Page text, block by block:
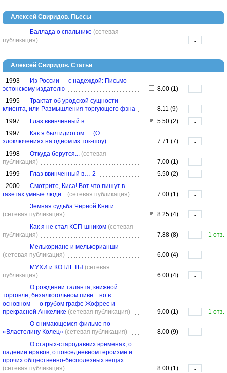
Алексей Свиридов. Пьесы
Баллада о спальнике (сетевая
публикация)
-
Алексей Свиридов. Статьи
1993
Из России — с надеждой: Письмо
эстонскому издателю
8.00 (1)
-
1995
Трактат об уродской сущности
клиента, или Размышления торгующего фэна
8.11 (9)
-
1997
Глаз ввинченный в… 5.50 (2)
-
1997
Как я был идиотом…: (О
злоключениях на одном из ток-шоу)
7.71 (7)
-
1998
Откуда берутся... (сетевая
публикация)
7.00 (1)
-
1999
Глаз ввинченный в…-2 5.50 (2)
-
2000
Смотрите, Киса! Вот что пишут в
газетах умные люди... (сетевая публикация) 7.00 (1)
-
Земная судьба Чёрной Книги
(сетевая публикация)
8.25 (4)
-
Как я не стал КСП-шником (сетевая
публикация)
7.88 (8) -
1 отз.
Мелькориане и мелькорианши
(сетевая публикация)
6.00 (4)
-
МУХИ и КОТЛЕТЫ (сетевая
публикация)
6.00 (4)
-
О рождении таланта, книжной
торговле, безалкогольном пиве... но в
основном — о грубом графе Жофрее и
прекрасной Анжелике (сетевая публикация) 9.00 (1) -
1 отз.
О снимающемся фильме по
«Властелину Колец» (сетевая публикация) 8.00 (9)
-
О старых-стародавних временах, о
падении нравов, о повседневном героизме и
прочих общественно-бесполезных вещах
(сетевая публикация)
8.00 (1)
-